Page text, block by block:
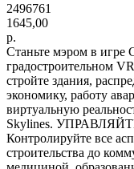
2496761
1645,00
р.
Станьте мэром в игре
градостроительном
стройте здания,
экономику, работу
виртуальную
Skylines.
Контролируйте все
строительства до